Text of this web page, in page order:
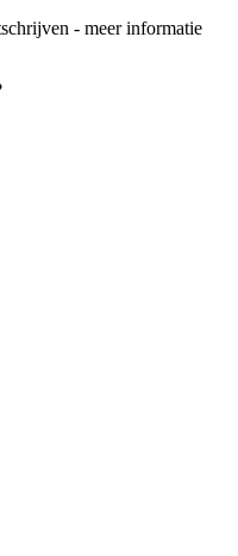
- meer informatie